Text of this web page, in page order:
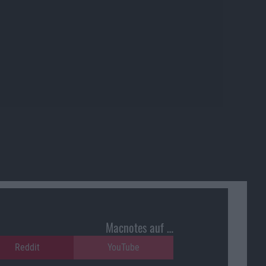
Macnotes auf …
Reddit YouTube